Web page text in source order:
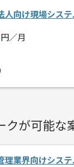
基本的に
人向け現場シス
円／月
クが可能な
理業界向けシス